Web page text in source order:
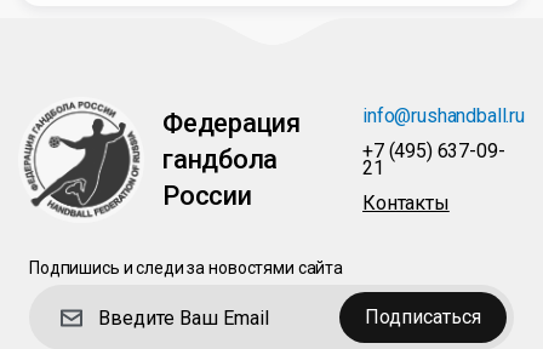
Федерация
гандбола
России
info@rushandball.ru
+7 (495) 637-09-
21
Контакты
Подпишись и следи за новостями сайта
Подписаться